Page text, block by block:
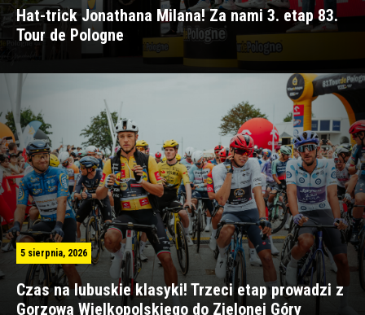
Hat-trick Jonathana Milana! Za nami 3. etap 83.
Tour de Pologne
5 sierpnia, 2026
Czas na lubuskie klasyki! Trzeci etap prowadzi z
Gorzowa Wielkopolskiego do Zielonej Góry